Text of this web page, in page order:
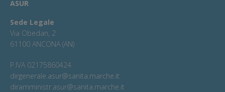
ASUR
Sede Legale
Via Obedan, 2
61100 ANCONA (AN)
P.IVA 02175860424
dirgenerale.asur@sanita.marche.it
diramministr.asur@sanita.marche.it